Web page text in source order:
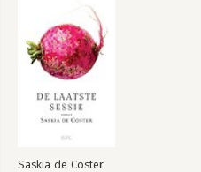
Saskia de Coster